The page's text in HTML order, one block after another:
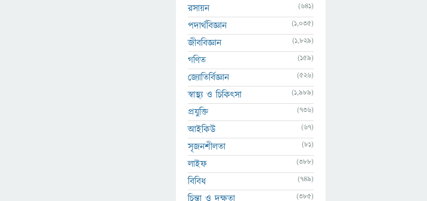
রসায়ন
(641)
পদার্থবিজ্ঞান (1,035)
জীববিজ্ঞান (1,829)
গণিত (159)
জ্যোতির্বিজ্ঞান (526)
স্বাস্থ্য ও চিকিৎসা (1,989)
প্রযুক্তি (736)
আইকিউ (67)
সৃজনশীলতা (81)
লাইফ (388)
বিবিধ (749)
চিন্তা ও দক্ষতা (385)